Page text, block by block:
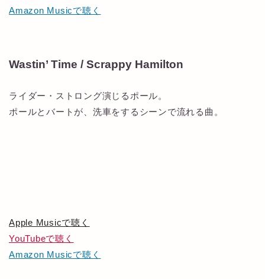
Amazon Musicで聴く
Wastin’ Time / Scrappy Hamilton
ライダー・ストロング演じるポール。
ポールとバートが、洗車をするシーンで流れる曲。
Apple Musicで聴く
YouTubeで聴く
Amazon Musicで聴く